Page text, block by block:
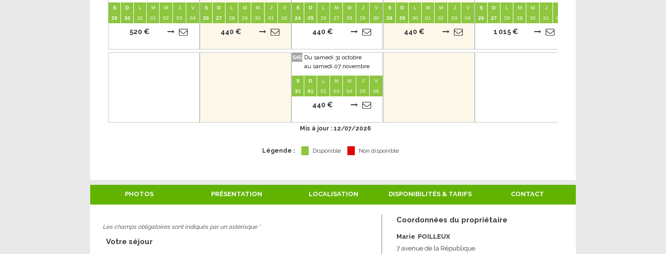
S D L M M J
V
29
30 31 01 02 03 04
520 €
S D L M M J
V
26
27 28 29 30 01 02
440 €
S D L M M J
V
24
25 26 27 28 29 30
440 €
S45 Du samedi 31 octobre
au samedi 07 novembre
S D L M M J
V
31
01 02 03 04 05 06
440 €
S D L M M J
V
28
29 30 01 02 03 04
440 €
S D L M M J
26
27 28 29 30 31 01
1 015 €
Mis à jour : 12/07/2026
Légende : Disponible Non disponible
PHOTOS PRÉSENTATION LOCALISATION DISPONIBILITÉS & TARIFS CONTACT
Les champs obligatoires sont indiqués par un astérisque *
Votre séjour
Coordonnées du propriétaire
Marie POILLEUX
7 avenue de la République